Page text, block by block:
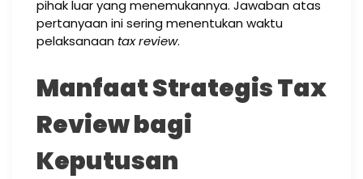
pihak luar yang menemukannya. Jawaban atas
pertanyaan ini sering menentukan waktu
pelaksanaan tax review.
Manfaat Strategis Tax
Review bagi
Keputusan